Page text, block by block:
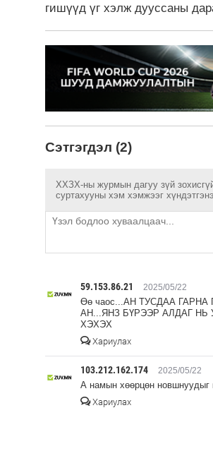
гишүүд үг хэлж дууссаны
Сэтгэгдэл (2)
ХХЗХ-ны журмын дагуу зүй
суртахууны хэм хэмжээг
59.153.86.21 2025/05/22
Өө чаос...АН ТУСДАА
АН...ЯНЗ БҮРЭЭР АЛДАГ
ХЭХЭХ
Хариулах
103.212.162.174 2025/05/22
А намын хөөрцөн новшнуудыг
Хариулах